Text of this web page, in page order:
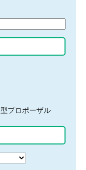
プロポーザル